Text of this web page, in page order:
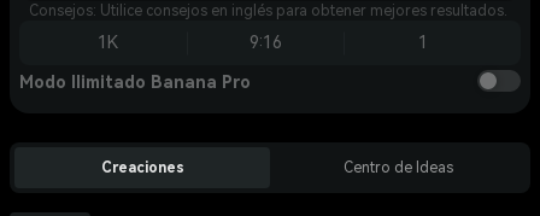
Consejos: Utilice consejos en inglés para obtener mejores resultados.
1K 9:16 1
Modo Ilimitado Banana Pro
Creaciones Centro de Ideas